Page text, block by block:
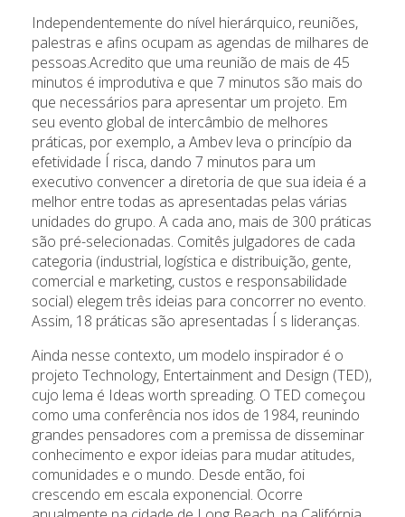
Independentemente do nível hierárquico, reuniões,
palestras e afins ocupam as agendas de milhares de
pessoas.Acredito que uma reunião de mais de 45
minutos é improdutiva e que 7 minutos são mais do
que necessários para apresentar um projeto. Em
seu evento global de intercâmbio de melhores
práticas, por exemplo, a Ambev leva o princípio da
efetividade Í risca, dando 7 minutos para um
executivo convencer a diretoria de que sua ideia é a
melhor entre todas as apresentadas pelas várias
unidades do grupo. A cada ano, mais de 300 práticas
são pré-selecionadas. Comitês julgadores de cada
categoria (industrial, logística e distribuição, gente,
comercial e marketing, custos e responsabilidade
social) elegem três ideias para concorrer no evento.
Assim, 18 práticas são apresentadas Í s lideranças.
Ainda nesse contexto, um modelo inspirador é o
projeto Technology, Entertainment and Design (TED),
cujo lema é Ideas worth spreading. O TED começou
como uma conferência nos idos de 1984, reunindo
grandes pensadores com a premissa de disseminar
conhecimento e expor ideias para mudar atitudes,
comunidades e o mundo. Desde então, foi
crescendo em escala exponencial. Ocorre